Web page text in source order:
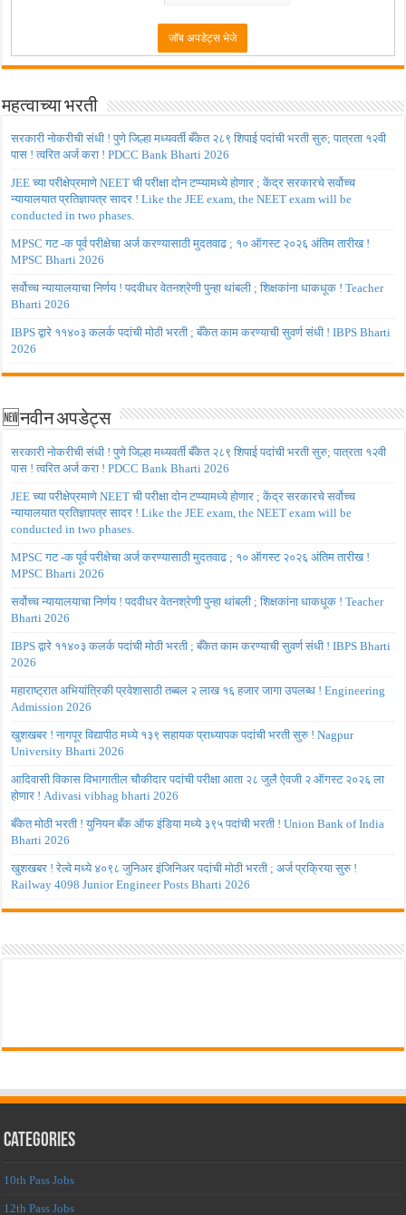
महत्वाच्या भरती
सरकारी नोकरीची संधी ! पुणे जिल्हा मध्यवर्ती बँकेत २८९ शिपाई पदांची भरती सुरु; पात्रता १२वी
पास ! त्वरित अर्ज करा ! PDCC Bank Bharti 2026
JEE च्या परीक्षेप्रमाणे NEET ची परीक्षा दोन टप्प्यामध्ये होणार ; केंद्र सरकारचे सर्वोच्च
न्यायालयात प्रतिज्ञापत्र सादर ! Like the JEE exam, the NEET exam will be
conducted in two phases.
MPSC गट -क पूर्व परीक्षेचा अर्ज करण्यासाठी मुदतवाढ ; १० ऑगस्ट २०२६ अंतिम तारीख !
MPSC Bharti 2026
सर्वोच्च न्यायालयाचा निर्णय ! पदवीधर वेतनश्रेणी पुन्हा थांबली ; शिक्षकांना धाकधूक ! Teacher
Bharti 2026
IBPS द्वारे ११४०३ कलर्क पदांची मोठी भरती ; बँकेत काम करण्याची सुवर्ण संधी ! IBPS Bharti
2026
🆕नवीन अपडेट्स
सरकारी नोकरीची संधी ! पुणे जिल्हा मध्यवर्ती बँकेत २८९ शिपाई पदांची भरती सुरु; पात्रता १२वी
पास ! त्वरित अर्ज करा ! PDCC Bank Bharti 2026
JEE च्या परीक्षेप्रमाणे NEET ची परीक्षा दोन टप्प्यामध्ये होणार ; केंद्र सरकारचे सर्वोच्च
न्यायालयात प्रतिज्ञापत्र सादर ! Like the JEE exam, the NEET exam will be
conducted in two phases.
MPSC गट -क पूर्व परीक्षेचा अर्ज करण्यासाठी मुदतवाढ ; १० ऑगस्ट २०२६ अंतिम तारीख !
MPSC Bharti 2026
सर्वोच्च न्यायालयाचा निर्णय ! पदवीधर वेतनश्रेणी पुन्हा थांबली ; शिक्षकांना धाकधूक ! Teacher
Bharti 2026
IBPS द्वारे ११४०३ कलर्क पदांची मोठी भरती ; बँकेत काम करण्याची सुवर्ण संधी ! IBPS Bharti
2026
महाराष्ट्रात अभियांत्रिकी प्रवेशासाठी तब्बल २ लाख १६ हजार जागा उपलब्ध ! Engineering
Admission 2026
खुशखबर ! नागपूर विद्यापीठ मध्ये १३९ सहायक प्राध्यापक पदांची भरती सुरु ! Nagpur
University Bharti 2026
आदिवासी विकास विभागातील चौकीदार पदांची परीक्षा आता २८ जुलै ऐवजी २ ऑगस्ट २०२६ ला
होणार ! Adivasi vibhag bharti 2026
बँकेत मोठी भरती ! युनियन बँक ऑफ इंडिया मध्ये ३९५ पदांची भरती ! Union Bank of India
Bharti 2026
खुशखबर ! रेल्वे मध्ये ४०९८ जुनिअर इंजिनिअर पदांची मोठी भरती ; अर्ज प्रक्रिया सुरु !
Railway 4098 Junior Engineer Posts Bharti 2026
Categories
10th Pass Jobs
12th Pass Jobs